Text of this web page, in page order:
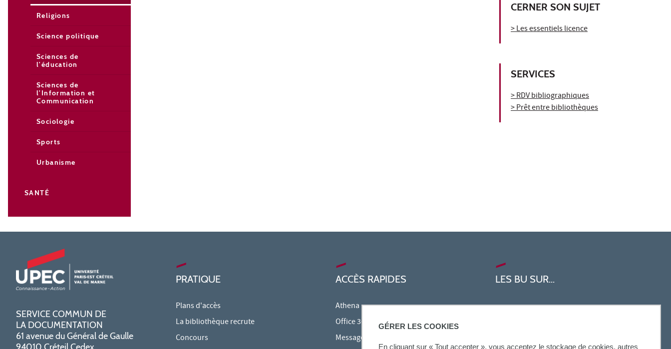
GÉRER LES COOKIES
En cliquant sur « Tout accepter », vous acceptez le stockage de cookies, autres
CERNER SON SUJET
> Les essentiels licence
SERVICES
> RDV bibliographiques
> Prêt entre bibliothèques
Religions
Science politique
Sciences de
l'éducation
Sciences de
l'Information et
Communication
Sociologie
Sports
Urbanisme
SANTÉ
SERVICE COMMUN DE
LA DOCUMENTATION
61 avenue du Général de Gaulle
PRATIQUE
Plans d'accès
La bibliothèque recrute
Concours
ACCÈS RAPIDES
Athena
Office 365
Messagerie étudiante
LES BU SUR...